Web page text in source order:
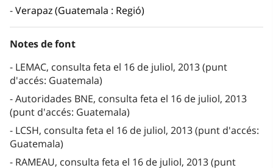
Verapaz (Guatemala : Regió)
Notes de font
LEMAC, consulta feta el 16 de juliol, 2013 (punt
d'accés: Guatemala)
Autoridades BNE, consulta feta el 16 de juliol, 2013
(punt d'accés: Guatemala)
LCSH, consulta feta el 16 de juliol, 2013 (punt d'accés:
Guatemala)
RAMEAU, consulta feta el 16 de juliol, 2013 (punt